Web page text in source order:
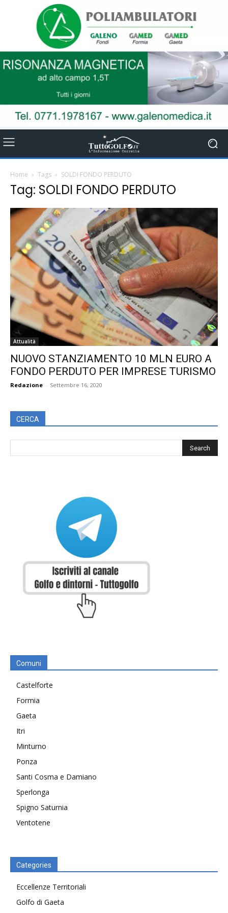
Home Tags SOLDI FONDO PERDUTO
Tag: SOLDI FONDO PERDUTO
Attualità
NUOVO STANZIAMENTO 10 MLN EURO A
FONDO PERDUTO PER IMPRESE TURISMO
Redazione - Settembre 16, 2020
CERCA
Comuni
Castelforte
Formia
Gaeta
Itri
Minturno
Ponza
Santi Cosma e Damiano
Sperlonga
Spigno Saturnia
Ventotene
Categories
Eccellenze Territoriali
Golfo di Gaeta